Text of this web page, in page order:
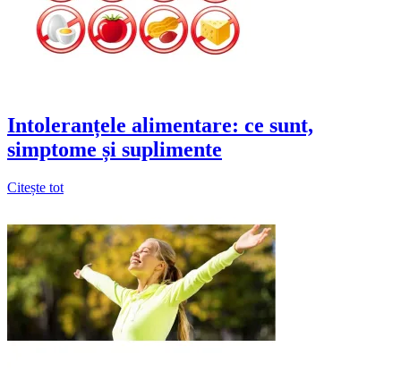
Intoleranțele alimentare: ce sunt,
simptome și suplimente
Citește tot